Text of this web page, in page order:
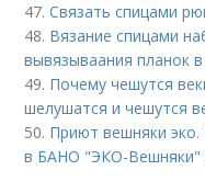
47.Связать спицами
48. Вязание спицами
вывязываания планок
49. Почему чешутся
шелушатся и чешутся
50. Приют вешняки эко.
в БАНО "ЭКО-Вешняки"